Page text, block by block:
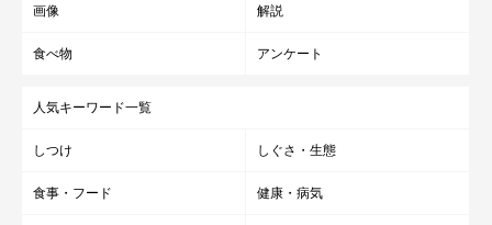
画像 解説
食べ物 アンケート
人気キーワード一覧
しつけ しぐさ・生態
食事・フード 健康・病気